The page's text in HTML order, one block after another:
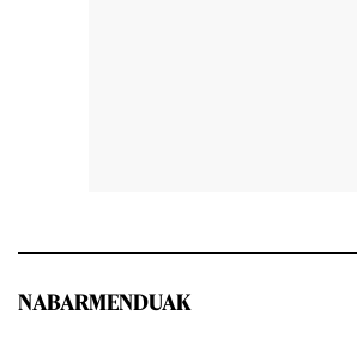
NABARMENDUAK